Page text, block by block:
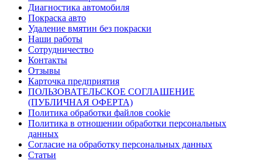
Диагностика автомобиля
Покраска авто
Удаление вмятин без покраски
Наши работы
Cотрудничество
Контакты
Отзывы
Карточка предприятия
ПОЛЬЗОВАТЕЛЬСКОЕ СОГЛАШЕНИЕ
(ПУБЛИЧНАЯ ОФЕРТА)
Политика обработки файлов cookie
Политика в отношении обработки персональных
данных
Согласие на обработку персональных данных
Статьи